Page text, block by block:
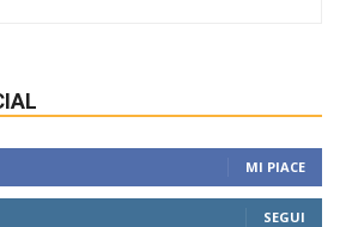
MI PIACE
SEGUI